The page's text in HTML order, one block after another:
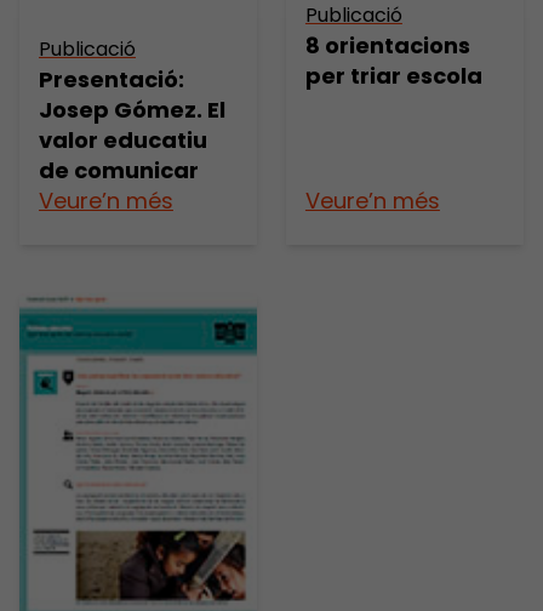
Publicació
Presentació:
Josep Gómez. El
valor educatiu
de comunicar
Veure’n més
Publicació
8 orientacions
per triar escola
Veure’n més